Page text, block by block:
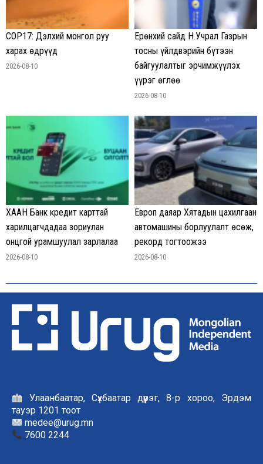
COP17: Дэлхий монгол руу
харах өдрүүд
2026-08-10
Ерөнхий сайд Н.Учрал Газрын
тосны үйлдвэрийн бүтээн
байгуулалтыг эрчимжүүлэх
үүрэг өглөө
2026-08-10
ХААН Банк кредит карттай
харилцагчдадаа зориулан
онцгой урамшуулал зарлалаа
2026-08-10
Европ даяар Хятадын цахилгаан
автомашины борлуулалт өсөж,
рекорд тогтоожээ
2026-08-10
Улаанбаатар, Сүхбаатар дүүрэг, 8-р хороо, Эрдэм
тауэр 1201 тоот
medee@urug.mn
7600 2244